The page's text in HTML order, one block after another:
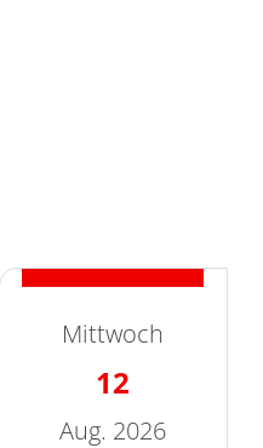
Mittwoch
12
Aug. 2026